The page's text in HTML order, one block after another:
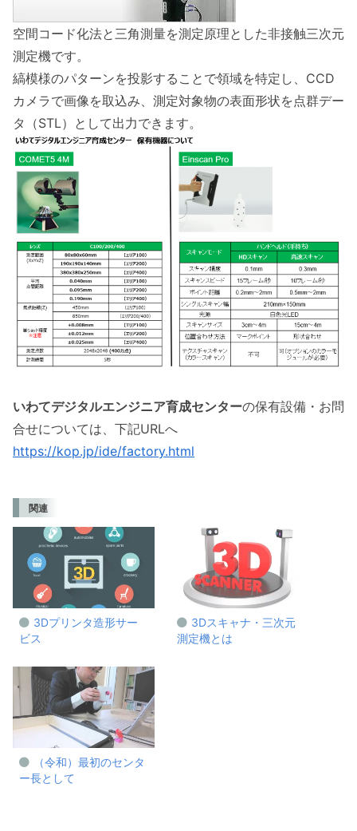
空間コード化法と三角測量を測定原理とした非接触三次元
測定機です。
縞模様のパターンを投影することで領域を特定し、CCD
カメラで画像を取込み、測定対象物の表面形状を点群デー
タ（STL）として出力できます。
いわてデジタルエンジニア育成センターの保有設備・お問
合せについては、下記URLへ
https://kop.jp/ide/factory.html
関連
3Dプリンタ造形サー
ビス
3Dスキャナ・三次元
測定機とは
（令和）最初のセンタ
ー長として